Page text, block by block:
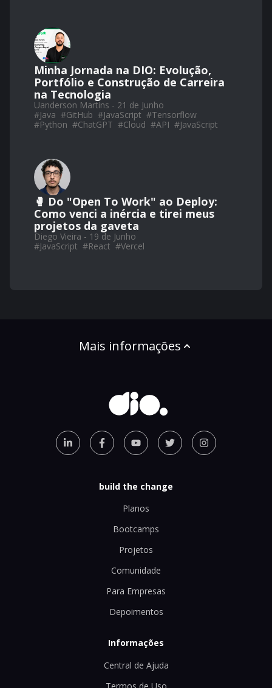
Minha Jornada na DIO: Evolução,
Portfólio e Construção de Carreira
na Tecnologia
Uanderson Martins - 21 de Junho
#Java #GitHub #JavaScript #Tensorflow
#Python #ChatGPT #Cloud #API #JavaScript
🥊 Do "Open To Work" ao Deploy:
Como venci a inércia e tirei meus
projetos da gaveta
Diego Vieira - 19 de Junho
#JavaScript #React #Vercel
Mais informações
build the change
Planos
Bootcamps
Projetos
Comunidade
Para Empresas
Depoimentos
Informações
Central de Ajuda